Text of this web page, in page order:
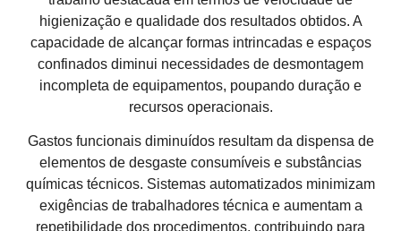
higienização e qualidade dos resultados obtidos. A
capacidade de alcançar formas intrincadas e espaços
confinados diminui necessidades de desmontagem
incompleta de equipamentos, poupando duração e
recursos operacionais.
Gastos funcionais diminuídos resultam da dispensa de
elementos de desgaste consumíveis e substâncias
químicas técnicos. Sistemas automatizados minimizam
exigências de trabalhadores técnica e aumentam a
repetibilidade dos procedimentos, contribuindo para